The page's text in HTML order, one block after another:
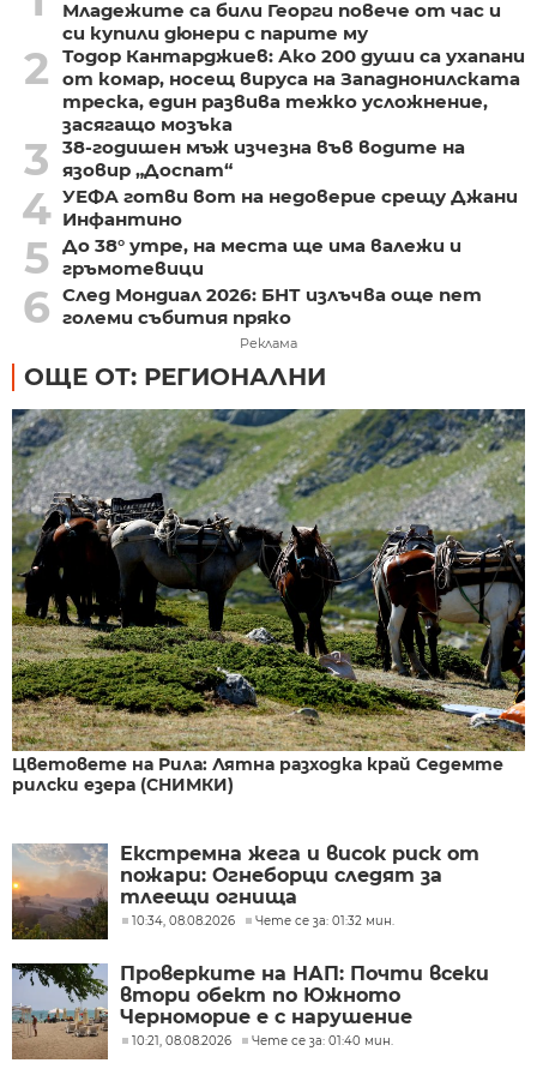
Младежите са били Георги повече от час и
си купили дюнери с парите му
2
Тодор Кантарджиев: Ако 200 души са ухапани
от комар, носещ вируса на Западнонилската
треска, един развива тежко усложнение,
засягащо мозъка
3
38-годишен мъж изчезна във водите на
язовир „Доспат“
4 УЕФА готви вот на недоверие срещу Джани
Инфантино
5 До 38° утре, на места ще има валежи и
гръмотевици
6 След Мондиал 2026: БНТ излъчва още пет
големи събития пряко
Реклама
ОЩЕ ОТ: РЕГИОНАЛНИ
Цветовете на Рила: Лятна разходка край Седемте
рилски езера (СНИМКИ)
Екстремна жега и висок риск от
пожари: Огнеборци следят за
тлеещи огнища
10:34, 08.08.2026 Чете се за: 01:32 мин.
Проверките на НАП: Почти всеки
втори обект по Южното
Черноморие е с нарушение
10:21, 08.08.2026 Чете се за: 01:40 мин.